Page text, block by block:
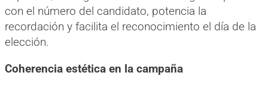
con el número del candidato, potencia la
recordación y facilita el reconocimiento el día de la
elección.
Coherencia estética en la campaña